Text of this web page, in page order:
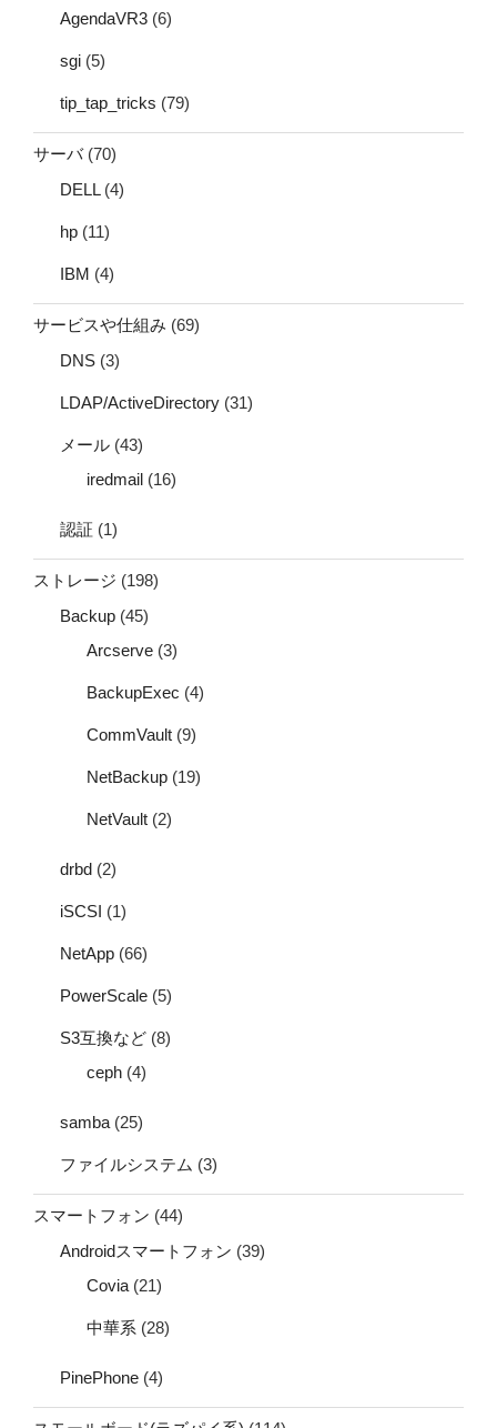
AgendaVR3 (6)
sgi (5)
tip_tap_tricks (79)
サーバ(70)
DELL(4)
hp (11)
IBM (4)
サービスや仕組み (69)
DNS (3)
LDAP/ActiveDirectory (31)
メール (43)
iredmail (16)
認証 (1)
ストレージ (198)
Backup (45)
Arcserve (3)
BackupExec (4)
CommVault (9)
NetBackup (19)
NetVault (2)
drbd (2)
iSCSI (1)
NetApp (66)
PowerScale (5)
S3互換など (8)
ceph (4)
samba (25)
ファイルシステム (3)
スマートフォン (44)
Androidスマートフォン (39)
Covia (21)
中華系 (28)
PinePhone (4)